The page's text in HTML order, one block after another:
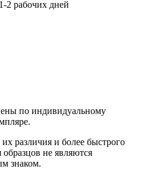
2 рабочих дней
по индивидуальному
различия и более быстрого
образцов не являются
знаком.